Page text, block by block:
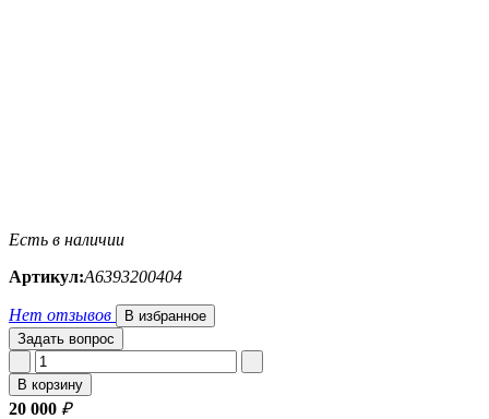
Есть в наличии
Артикул:A6393200404
Нет отзывов
В избранное
Задать вопрос
В корзину
20 000 ₽